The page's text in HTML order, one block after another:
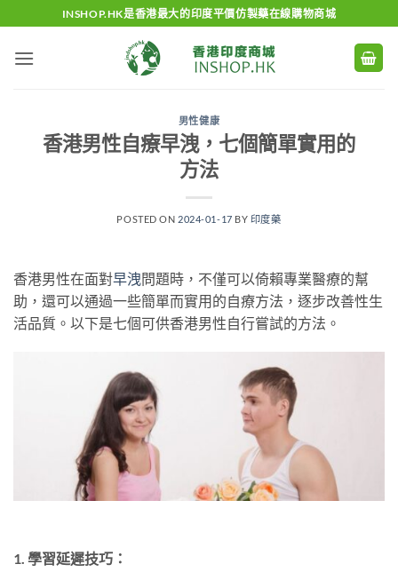
to
content
INSHOP.HK是香港最大的印度平價仿製藥在線購物商城
男性健康
香港男性自療早洩，七個簡單實用的
方法
POSTED ON 2024-01-17 BY 印度藥
香港男性在面對早洩問題時，不僅可以倚賴專業醫療的幫
助，還可以通過一些簡單而實用的自療方法，逐步改善性生
活品質。以下是七個可供香港男性自行嘗試的方法。
1. 學習延遲技巧：